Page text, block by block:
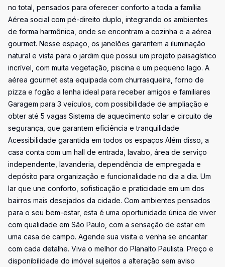
no total, pensados para oferecer conforto a toda a família
Aérea social com pé-direito duplo, integrando os ambientes
de forma harmônica, onde se encontram a cozinha e a aérea
gourmet. Nesse espaço, os janelões garantem a iluminação
natural e vista para o jardim que possui um projeto paisagístico
incrível, com muita vegetação, piscina e um pequeno lago. A
aérea gourmet esta equipada com churrasqueira, forno de
pizza e fogão a lenha ideal para receber amigos e familiares
Garagem para 3 veículos, com possibilidade de ampliação e
obter até 5 vagas Sistema de aquecimento solar e circuito de
segurança, que garantem eficiência e tranquilidade
Acessibilidade garantida em todos os espaços Além disso, a
casa conta com um hall de entrada, lavabo, área de serviço
independente, lavanderia, dependência de empregada e
depósito para organização e funcionalidade no dia a dia. Um
lar que une conforto, sofisticação e praticidade em um dos
bairros mais desejados da cidade. Com ambientes pensados
para o seu bem-estar, esta é uma oportunidade única de viver
com qualidade em São Paulo, com a sensação de estar em
uma casa de campo. Agende sua visita e venha se encantar
com cada detalhe. Viva o melhor do Planalto Paulista. Preço e
disponibilidade do imóvel sujeitos a alteração sem aviso